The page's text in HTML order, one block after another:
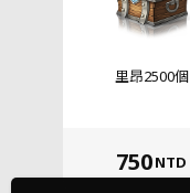
里昂2500個
750NTD